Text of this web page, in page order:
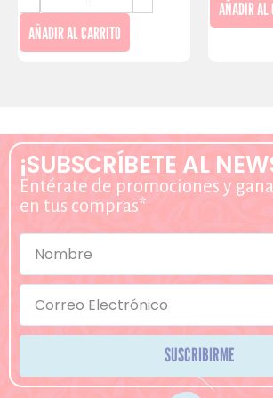
AÑADIR AL CARRITO
AÑADIR AL
¡SUBSCRÍBETE AL
Entérate de promociones y
en tus compras*
SUSCRIBIRME